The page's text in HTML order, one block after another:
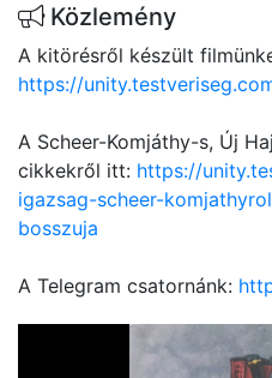
Közlemény
A kitörésről készült
https://
A Scheer-Komjáthy-s, Új
cikkekről itt: https://
igazsag-scheer-
bosszuja
A Telegram csatornánk: